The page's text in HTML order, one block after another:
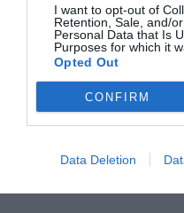
I want to opt-out of
Retention, Sale, and/
Personal Data that Is
Purposes for which it
Opted Out
CONFIRM
Data Deletion
mobiliario", subrayó el